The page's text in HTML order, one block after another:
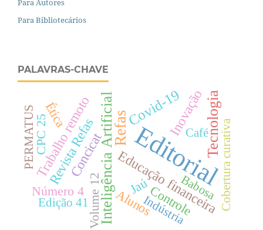
Para Bibliotecários
PALAVRAS-CHAVE
Editorial
Refas
Inteligência Artificial Tecnologia
Covid-19
Educação financeira
Revista Refas
Inovação
Concicat
Trabalho remoto
CPC 25
Jaú
Alunos
Volume 12
Número 4 Controle
Ética
Indústria
PERMATUS
Babosa Cobertura curativa
Edição 41
Café